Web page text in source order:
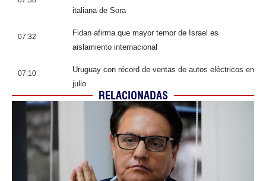
italiana de Sora
07:32
Fidan afirma que mayor temor de Israel es
aislamiento internacional
07:10
Uruguay con récord de ventas de autos eléctricos en
julio
RELACIONADAS